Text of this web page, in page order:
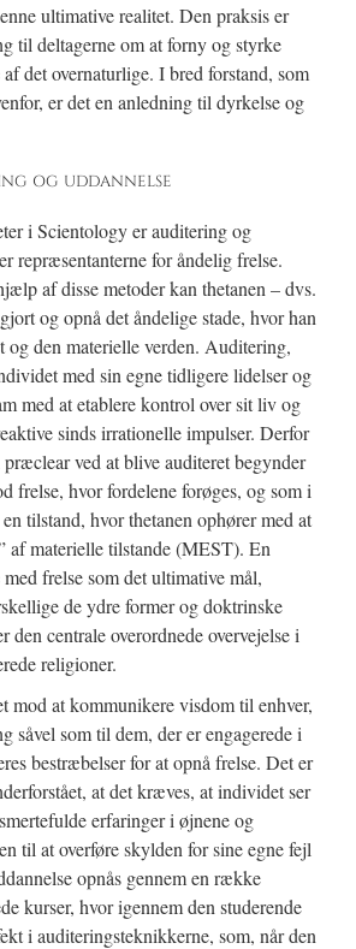
ultimative realitet. Den praksis er
til deltagerne om at forny og styrke
af det overnaturlige. I bred forstand, som
er det en anledning til dyrkelse og
og uddannelse
i Scientology er auditering og
repræsentanterne for åndelig frelse.
af disse metoder kan thetanen – dvs.
og opnå det åndelige stade, hvor han
og den materielle verden. Auditering,
med sin egne tidligere lidelser og
med at etablere kontrol over sit liv og
sinds irrationelle impulser. Derfor
præclear ved at blive auditeret begynder
frelse, hvor fordelene forøges, og som i
tilstand, hvor thetanen ophører med at
af materielle tilstande (MEST). En
frelse som det ultimative mål,
de ydre former og doktrinske
den centrale overordnede overvejelse i
religioner.
mod at kommunikere visdom til enhver,
såvel som til dem, der er engagerede i
bestræbelser for at opnå frelse. Det er
at det kræves, at individet ser
erfaringer i øjnene og
til at overføre skylden for sine egne fejl
opnås gennem en række
kurser, hvor igennem den studerende
i auditeringsteknikkerne, som, når den